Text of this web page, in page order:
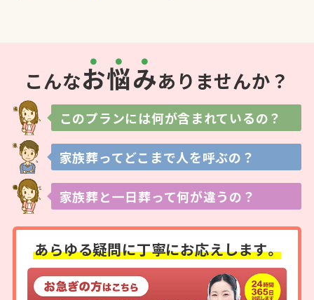
こんなお悩みありませんか？
このプランには何が含まれているの？
家族葬ってどこまで人を呼ぶの？
家族葬と一日葬って何が違うの？
あらゆる疑問に丁寧にお応えします。